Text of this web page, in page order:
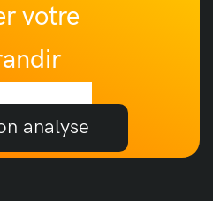
votre
analyse